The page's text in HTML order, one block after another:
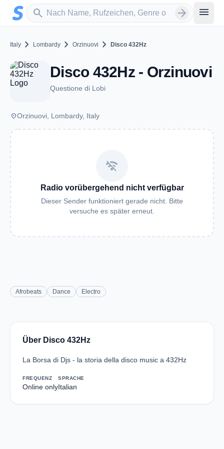
Zum Hauptinhalt springen
search
Sender suchen arrow_forward menu
Italy chevron_right Lombardy chevron_right Orzinuovi chevron_right Disco 432Hz
Disco 432Hz - Orzinuovi
Questione di Lobi
placeOrzinuovi, Lombardy, Italy
wifi_off
Radio vorübergehend nicht verfügbar
Dieser Sender funktioniert gerade nicht. Bitte
versuche es später erneut.
Afrobeats Dance Electro
Über Disco 432Hz
La Borsa di Djs - la storia della disco music a 432Hz
FREQUENZ
Online only
SPRACHE
Italian